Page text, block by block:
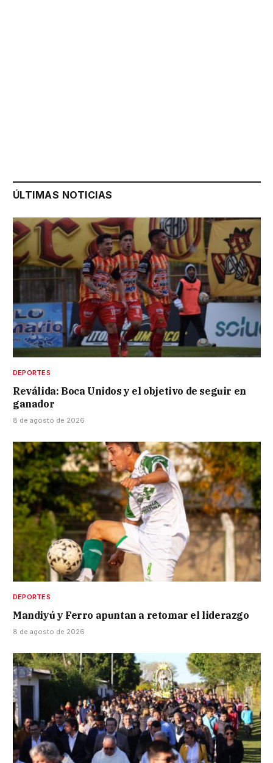
ÚLTIMAS NOTICIAS
DEPORTES
Reválida: Boca Unidos y el objetivo de seguir en
ganador
8 de agosto de 2026
DEPORTES
Mandiyú y Ferro apuntan a retomar el liderazgo
8 de agosto de 2026